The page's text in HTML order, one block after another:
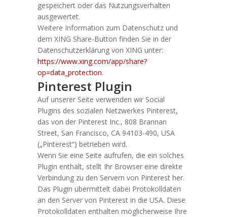
gespeichert oder das Nutzungsverhalten
ausgewertet.
Weitere Information zum Datenschutz und
dem XING Share-Button finden Sie in der
Datenschutzerklärung von XING unter:
https://www.xing.com/app/share?
op=data_protection.
Pinterest Plugin
Auf unserer Seite verwenden wir Social
Plugins des sozialen Netzwerkes Pinterest,
das von der Pinterest Inc., 808 Brannan
Street, San Francisco, CA 94103-490, USA
(„Pinterest“) betrieben wird.
Wenn Sie eine Seite aufrufen, die ein solches
Plugin enthält, stellt Ihr Browser eine direkte
Verbindung zu den Servern von Pinterest her.
Das Plugin übermittelt dabei Protokolldaten
an den Server von Pinterest in die USA. Diese
Protokolldaten enthalten möglicherweise Ihre